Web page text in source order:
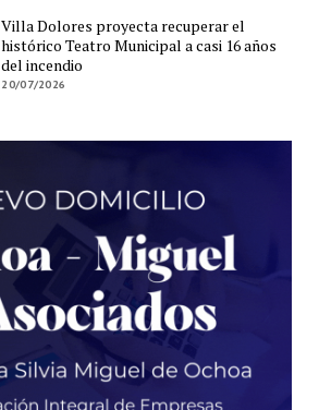
Villa Dolores proyecta recuperar el
histórico Teatro Municipal a casi 16 años
del incendio
20/07/2026